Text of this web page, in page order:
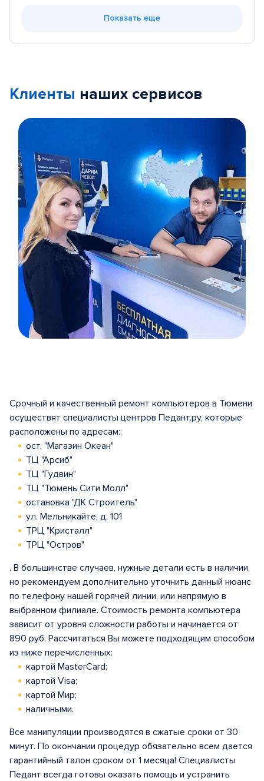
Показать еще
Клиенты наших сервисов
Срочный и качественный ремонт компьютеров в Тюмени
осуществят специалисты центров Педант.ру, которые
расположены по адресам::
ост. "Магазин Океан"
ТЦ "Арсиб"
ТЦ "Гудвин"
ТЦ "Тюмень Сити Молл"
остановка "ДК Строитель"
ул. Мельникайте, д. 101
ТРЦ "Кристалл"
ТРЦ "Остров"
. В большинстве случаев, нужные детали есть в наличии,
но рекомендуем дополнительно уточнить данный нюанс
по телефону нашей горячей линии. или напрямую в
выбранном филиале. Стоимость ремонта компьютера
зависит от уровня сложности работы и начинается от
890 руб. Рассчитаться Вы можете подходящим способом
из ниже перечисленных:
картой MasterCard;
картой Visa;
картой Мир;
наличными.
Все манипуляции производятся в сжатые сроки от 30
минут. По окончании процедур обязательно всем дается
гарантийный талон сроком от 1 месяца! Специалисты
Педант всегда готовы оказать помощь и устранить